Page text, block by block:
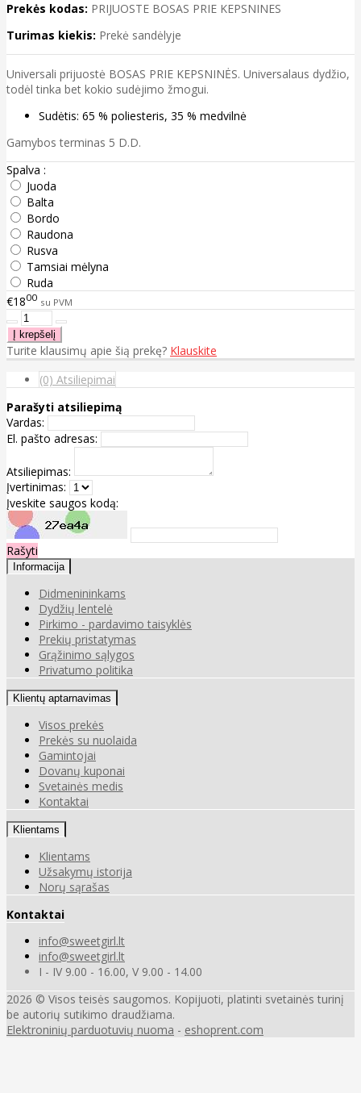
Prekės kodas: PRIJUOSTE BOSAS PRIE KEPSNINES
Turimas kiekis: Prekė sandėlyje
Universali prijuostė BOSAS PRIE KEPSNINĖS. Universalaus dydžio,
todėl tinka bet kokio sudėjimo žmogui.
Sudėtis: 65 % poliesteris, 35 % medvilnė
Gamybos terminas 5 D.D.
Spalva :
Juoda
Balta
Bordo
Raudona
Rusva
Tamsiai mėlyna
Ruda
€1800 su PVM
Turite klausimų apie šią prekę? Klauskite
(0) Atsiliepimai
Parašyti atsiliepimą
Vardas:
El. pašto adresas:
Atsiliepimas:
Įvertinimas:
Įveskite saugos kodą:
Rašyti
Informacija
Didmenininkams
Dydžių lentelė
Pirkimo - pardavimo taisyklės
Prekių pristatymas
Grąžinimo sąlygos
Privatumo politika
Klientų aptarnavimas
Visos prekės
Prekės su nuolaida
Gamintojai
Dovanų kuponai
Svetainės medis
Kontaktai
Klientams
Klientams
Užsakymų istorija
Norų sąrašas
Kontaktai
info@sweetgirl.lt
info@sweetgirl.lt
I - IV 9.00 - 16.00, V 9.00 - 14.00
2026 © Visos teisės saugomos. Kopijuoti, platinti svetainės turinį
be autorių sutikimo draudžiama.
Elektroninių parduotuvių nuoma - eshoprent.com